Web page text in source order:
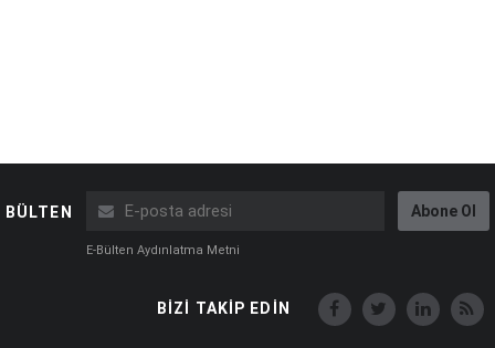
BÜLTEN Abone Ol
E-Bülten Aydınlatma Metni
BİZİ TAKİP EDİN